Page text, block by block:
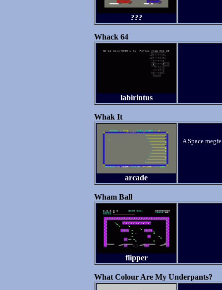
???
Whack 64
labirintus
Whak It
arcade
A Space
Wham Ball
flipper
What Colour Are My Underpants?